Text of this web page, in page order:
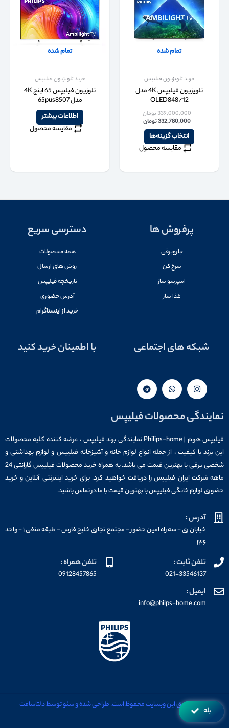
تمام شده
خرید تلویزیون فیلیپس
تلویزیون فیلیپس 4K مدل
OLED848/12
339,000,000تومان
332,780,000تومان
انتخاب گزینه‌ها
مقایسه محصول
تمام شده
خرید تلویزیون فیلیپس
تلوزیون فیلیپس 65 اینچ 4K
مدل 65pus8507
اطلاعات بیشتر
مقایسه محصول
پرفروش ها
جاروبرقی
سرخ کن
اسپرسو ساز
غذا ساز
دسترسی سریع
همه محصولات
روش های ارسال
تاریخچه فیلیپس
آدرس حضوری
خرید از اینستاگرام
شبکه های اجتماعی با اطمینان خرید کنید
نمایندگی محصولات فیلیپس
فیلیپس هوم | Philips-home نمایندگی برند فیلیپس ، عرضه کننده کلیه محصولات
این برند با کیفیت ، از جمله انواع لوازم خانه و آشپزخانه فیلیپس و لوازم بهداشتی و
شخصی برقی با بهترین قیمت می باشد. به همراه خرید محصولات فیلیپس گارانتی 24
ماهه شرکت ایران فیلیپس را دریافت خواهید کرد. برای خرید اینترنتی آنلاین و خرید
حضوری لوازم خانگی فیلیپس با بهترین قیمت با ما در تماس باشید.
آدرس :
خیابان ری - سه راه امین حضور - مجتمع تجاری خلیج فارس - طبقه منفی ۱ - واحد
۱۳۶
تلفن ثابت :
021-33546137
تلفن همراه :
09128457865
ایمیل :
info@philps-home.com
تمامی حقوق این وبسایت محفوظ است. طراحی شده و سئو توسط دلتاسافت
بله